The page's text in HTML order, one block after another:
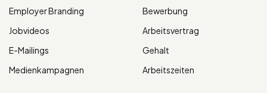
Employer Branding
Jobvideos
E-Mailings
Medienkampagnen
Bewerbung
Arbeitsvertrag
Gehalt
Arbeitszeiten